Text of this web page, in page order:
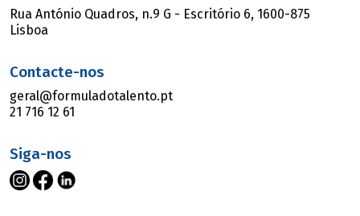
Rua António Quadros, n.9 G - Escritório 6, 1600-875
Lisboa
Contacte-nos
geral@formuladotalento.pt
21 716 12 61
Siga-nos